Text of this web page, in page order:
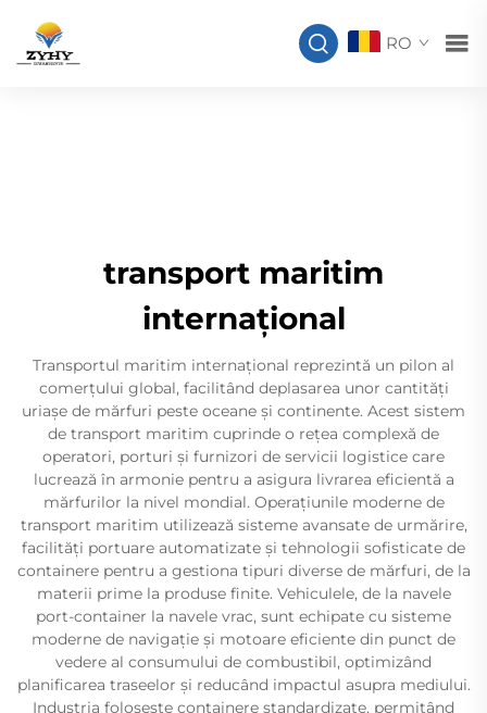
RO
transport maritim
internațional
Transportul maritim internațional reprezintă un pilon al
comerțului global, facilitând deplasarea unor cantități
uriașe de mărfuri peste oceane și continente. Acest sistem
de transport maritim cuprinde o rețea complexă de
operatori, porturi și furnizori de servicii logistice care
lucrează în armonie pentru a asigura livrarea eficientă a
mărfurilor la nivel mondial. Operațiunile moderne de
transport maritim utilizează sisteme avansate de urmărire,
facilități portuare automatizate și tehnologii sofisticate de
containere pentru a gestiona tipuri diverse de mărfuri, de la
materii prime la produse finite. Vehiculele, de la navele
port-container la navele vrac, sunt echipate cu sisteme
moderne de navigație și motoare eficiente din punct de
vedere al consumului de combustibil, optimizând
planificarea traseelor și reducând impactul asupra mediului.
Industria folosește containere standardizate, permițând